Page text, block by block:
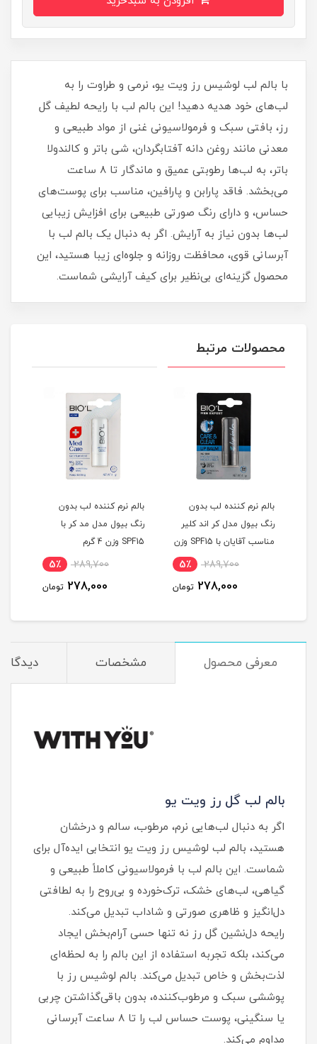
با بالم لب لوشیس رز ویت یو، نرمی و طراوت را به
لب‌های خود هدیه دهید! این بالم لب با رایحه لطیف گل
رز، بافتی سبک و فرمولاسیونی غنی از مواد طبیعی و
معدنی مانند روغن دانه آفتابگردان، شی باتر و کالندولا
باتر، به لب‌ها رطوبتی عمیق و ماندگار تا ۸ ساعت
می‌بخشد. فاقد پارابن و پارافین، مناسب برای پوست‌های
حساس، و دارای رنگ صورتی طبیعی برای افزایش زیبایی
لب‌ها بدون نیاز به آرایش. اگر به دنبال یک بالم لب با
آبرسانی قوی، محافظت روزانه و جلوه‌ای زیبا هستید، این
محصول گزینه‌ای بی‌نظیر برای کیف آرایشی شماست.
محصولات مرتبط
بالم نرم کننده لب بدون
رنگ بیول مدل کر اند کلیر
مناسب آقایان با SPF15 وزن
289,700 5٪
278,000 تومان
بالم نرم کننده لب بدون
رنگ بیول مدل مد کر با
SPF15 وزن 4 گرم
289,700 5٪
278,000 تومان
معرفی محصول مشخصات
بالم لب گل رز ویت یو
اگر به دنبال لب‌هایی نرم، مرطوب، سالم و درخشان
هستید، بالم لب لوشیس رز ویت یو انتخابی ایده‌آل برای
شماست. این بالم لب با فرمولاسیونی کاملاً طبیعی و
گیاهی، لب‌های خشک، ترک‌خورده و بی‌روح را به لطافتی
دل‌انگیز و ظاهری صورتی و شاداب تبدیل می‌کند.
رایحه دل‌نشین گل رز نه تنها حسی آرام‌بخش ایجاد
می‌کند، بلکه تجربه استفاده از این بالم را به لحظه‌ای
لذت‌بخش و خاص تبدیل می‌کند. بالم لوشیس رز با
پوششی سبک و مرطوب‌کننده، بدون باقی‌گذاشتن چربی
یا سنگینی، پوست حساس لب را تا ۸ ساعت آبرسانی
مداوم می‌کند.